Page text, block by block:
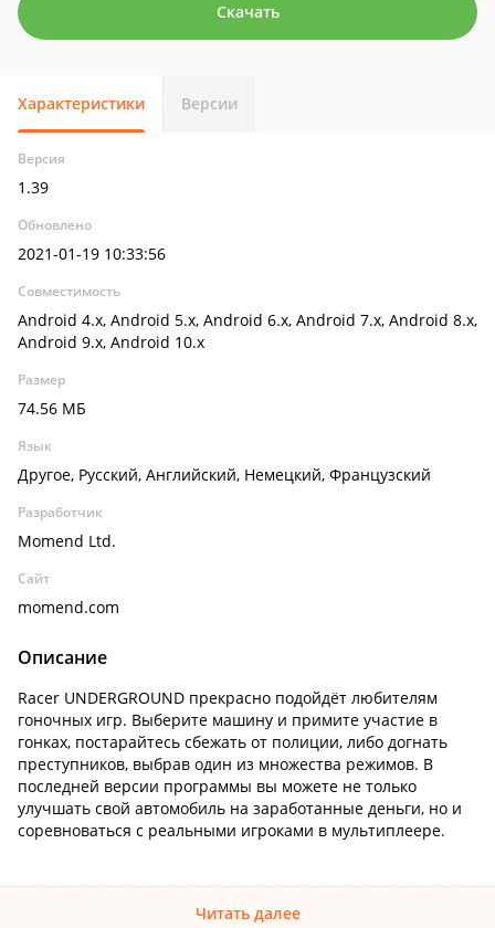
Скачать
Характеристики Версии
Версия
1.39
Обновлено
2021-01-19 10:33:56
Совместимость
Android 4.x, Android 5.x, Android 6.x, Android 7.x, Android 8.x,
Android 9.x, Android 10.x
Размер
74.56 МБ
Язык
Другое, Русский, Английский, Немецкий, Французский
Разработчик
Momend Ltd.
Сайт
momend.com
Описание
Racer UNDERGROUND прекрасно подойдёт любителям
гоночных игр. Выберите машину и примите участие в
гонках, постарайтесь сбежать от полиции, либо догнать
преступников, выбрав один из множества режимов. В
последней версии программы вы можете не только
улучшать свой автомобиль на заработанные деньги, но и
соревноваться с реальными игроками в мультиплеере.
Читать далее